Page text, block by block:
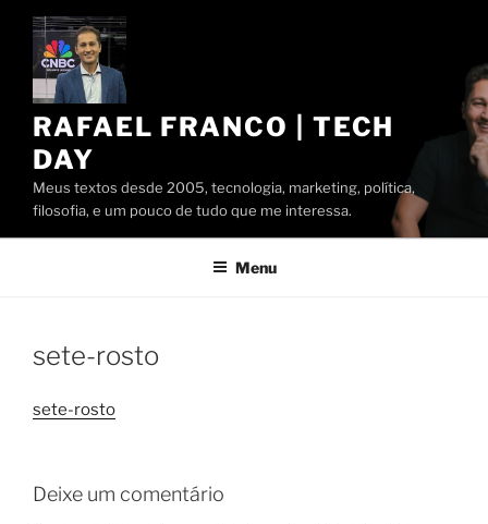
Pular
conteúdo
RAFAEL FRANCO | TECH
DAY
Meus textos desde 2005, tecnologia, marketing, política,
filosofia, e um pouco de tudo que me interessa.
Menu
sete-rosto
sete-rosto
Deixe um comentário